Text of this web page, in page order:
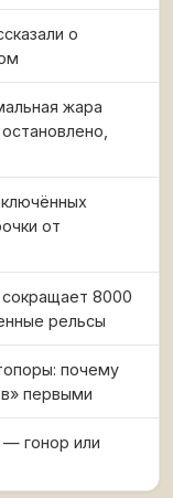
о
жара
от
сокращает 8000
рельсы
почему
первыми
гонор или